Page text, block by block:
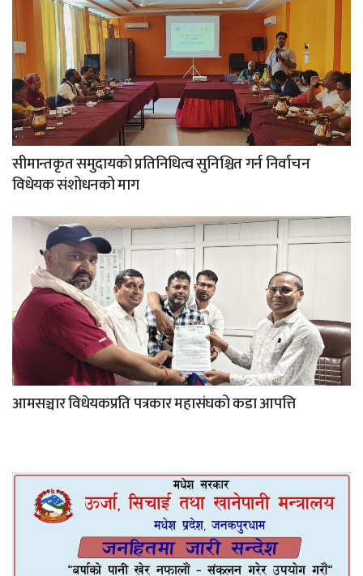
सीमान्तकृत समुदायको प्रतिनिधित्व सुनिश्चित गर्न निर्वाचन
विधेयक संशोधनको माग
आमसञ्चार विधेयकप्रति पत्रकार महासंघको कडा आपत्ति